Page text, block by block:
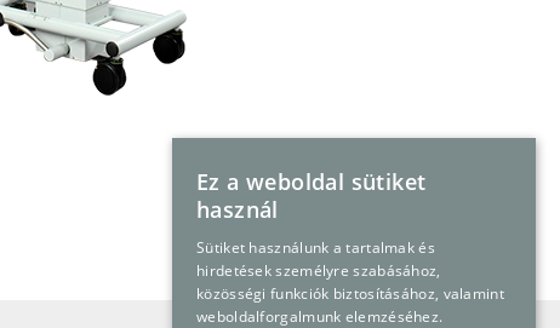
Árajánlatkérés
Ez a weboldal sütiket
használ
Sütiket használunk a tartalmak és
hirdetések személyre szabásához,
közösségi funkciók biztosításához, valamint
weboldalforgalmunk elemzéséhez.